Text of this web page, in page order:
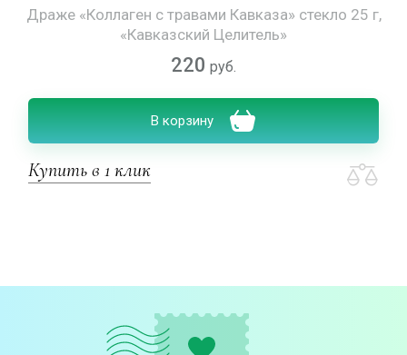
Драже «Коллаген с травами Кавказа» стекло 25 г,
«Кавказский Целитель»
220 руб.
В корзину
Купить в 1 клик